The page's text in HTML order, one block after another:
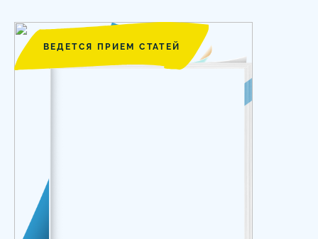
ВЕДЕТСЯ ПРИЕМ СТАТЕЙ